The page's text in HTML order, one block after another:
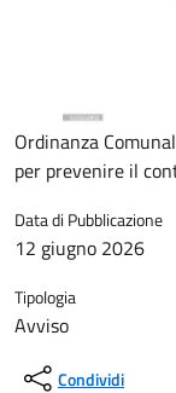
Ordinanza
per prevenire il
Data di Pubblicazione
12 giugno 2026
Tipologia
Avviso
Condividi